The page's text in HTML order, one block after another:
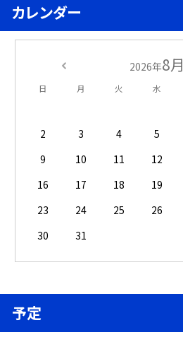
カレンダー
2026年8月
日 月 火 水
2
3 4 5
9
10 11 12
16
17 18 19
23
24 25 26
30
31
予定